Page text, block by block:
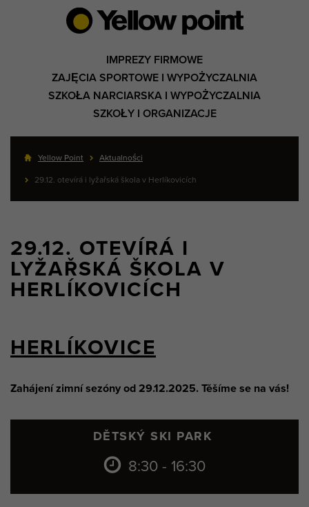
IMPREZY FIRMOWE
ZAJĘCIA SPORTOWE I WYPOŻYCZALNIA
SZKOŁA NARCIARSKA I WYPOŻYCZALNIA
SZKOŁY I ORGANIZACJE
Yellow Point Aktualności
29.12. otevírá i lyžařská škola v Herlíkovicích
29.12. OTEVÍRÁ I
LYŽAŘSKÁ ŠKOLA V
HERLÍKOVICÍCH
HERLÍKOVICE
Zahájení zimní sezóny od 29.12.2025. Těšíme se na vás!
DĚTSKÝ SKI PARK
8:30 - 16:30